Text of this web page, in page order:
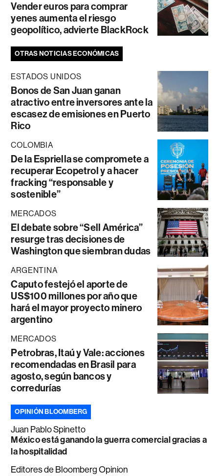
Vender euros para comprar
yenes aumenta el riesgo
geopolítico, advierte BlackRock
OTRAS NOTICIAS ECONÓMICAS
ESTADOS UNIDOS
Bonos de San Juan ganan
atractivo entre inversores ante la
escasez de emisiones en Puerto
Rico
COLOMBIA
De la Espriella se compromete a
recuperar Ecopetrol y a hacer
fracking “responsable y
sostenible”
MERCADOS
El debate sobre “Sell América”
resurge tras decisiones de
Washington que siembran dudas
ARGENTINA
Caputo festejó el aporte de
US$100 millones por año que
hará el mayor proyecto minero
argentino
MERCADOS
Petrobras, Itaú y Vale: acciones
recomendadas en Brasil para
agosto, según bancos y
corredurías
OPINIÓN BLOOMBERG
Juan Pablo Spinetto
México está ganando la guerra comercial gracias a
la hospitalidad
Editores de Bloomberg Opinion